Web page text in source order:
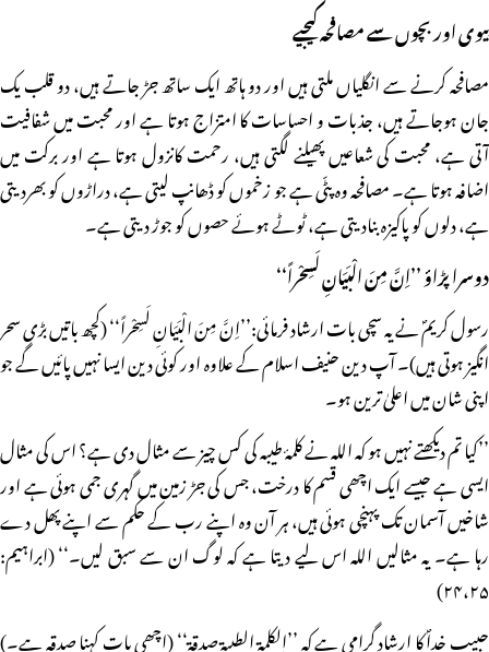
بیوی اور بچوں سے مصافحہ کیجیے
مصافحہ کرنے سے انگلیاں ملتی ہیں اور دو ہاتھ ایک ساتھ جڑ جاتے ہیں، دو قلب یک
جان ہوجاتے ہیں، جذبات و احساسات کا امتزاج ہوتا ہے اور محبت میں شفافیت
آتی ہے، محبت کی شعاعیں پھیلنے لگتی ہیں، رحمت کانزول ہوتا ہے اور برکت میں
اضافہ ہوتا ہے۔ مصافحہ وہ پٹّی ہے جو زخموں کو ڈھانپ لیتی ہے، دراڑوں کو بھردیتی
ہے، دلوں کو پاکیزہ بنادیتی ہے، ٹوٹے ہوئے حصوں کو جوڑ دیتی ہے۔
دوسرا پڑاؤ ’’اِنَّ مِنَ الْبَیَانِ لَسِحْراً‘‘
رسول کریمؐ نے یہ سچی بات ارشاد فرمائی:’’اِنَّ مِنَ الْبَیَانِ لَسِحْراً‘‘ (کچھ باتیں بڑی سحر
انگیز ہوتی ہیں)۔ آپ دین حنیف اسلام کے علاوہ اور کوئی دین ایسا نہیں پائیں گے جو
اپنی شان میں اعلیٰ ترین ہو۔
’’کیا تم دیکھتے نہیں ہو کہ اللہ نے کلمۂ طیبہ کی کس چیز سے مثال دی ہے؟ اس کی مثال
ایسی ہے جیسے ایک اچھی قسم کا درخت، جس کی جڑ زمین میں گہری جمی ہوئی ہے اور
شاخیں آسمان تک پہنچی ہوئی ہیں، ہر آن وہ اپنے رب کے حکم سے اپنے پھل دے
رہا ہے۔ یہ مثالیں اللہ اس لیے دیتا ہے کہ لوگ ان سے سبق لیں۔‘‘ (ابراہیم:
۲۴،۲۵)
حبیبِ خداؐ کا ارشاد گرامی ہے کہ ’’الکلمۃ الطیبۃ صدقۃ‘‘ (اچھی بات کہنا صدقہ ہے۔)